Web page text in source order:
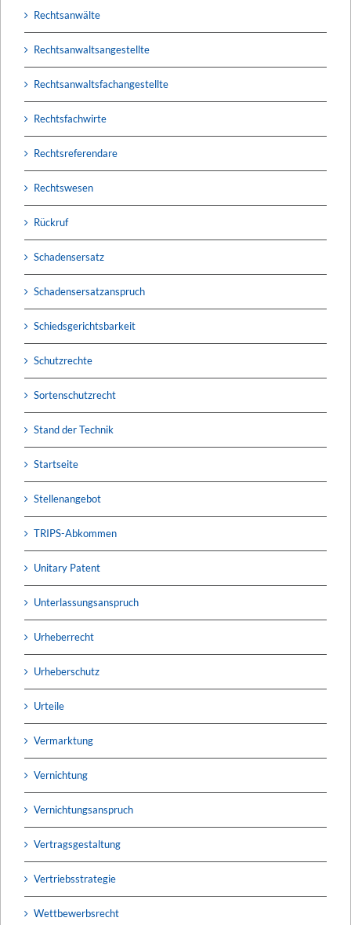
Rechtsanwälte
Rechtsanwaltsangestellte
Rechtsanwaltsfachangestellte
Rechtsfachwirte
Rechtsreferendare
Rechtswesen
Rückruf
Schadensersatz
Schadensersatzanspruch
Schiedsgerichtsbarkeit
Schutzrechte
Sortenschutzrecht
Stand der Technik
Startseite
Stellenangebot
TRIPS-Abkommen
Unitary Patent
Unterlassungsanspruch
Urheberrecht
Urheberschutz
Urteile
Vermarktung
Vernichtung
Vernichtungsanspruch
Vertragsgestaltung
Vertriebsstrategie
Wettbewerbsrecht